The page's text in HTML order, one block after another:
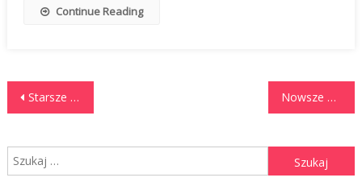
Continue Reading
Nawigacja po wpisach
Starsze wpisy Nowsze wpisy
Szukaj: